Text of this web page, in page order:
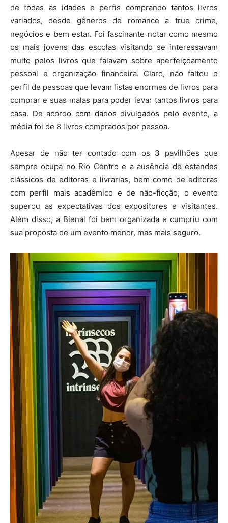
de todas as idades e perfis comprando tantos livros
variados, desde gêneros de romance a true crime,
negócios e bem estar. Foi fascinante notar como mesmo
os mais jovens das escolas visitando se interessavam
muito pelos livros que falavam sobre aperfeiçoamento
pessoal e organização financeira. Claro, não faltou o
perfil de pessoas que levam listas enormes de livros para
comprar e suas malas para poder levar tantos livros para
casa. De acordo com dados divulgados pelo evento, a
média foi de 8 livros comprados por pessoa.
Apesar de não ter contado com os 3 pavilhões que
sempre ocupa no Rio Centro e a ausência de estandes
clássicos de editoras e livrarias, bem como de editoras
com perfil mais acadêmico e de não-ficção, o evento
superou as expectativas dos expositores e visitantes.
Além disso, a Bienal foi bem organizada e cumpriu com
sua proposta de um evento menor, mas mais seguro.